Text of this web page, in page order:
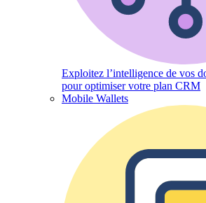
Exploitez l’intelligence de vos
pour optimiser votre plan CRM
Mobile Wallets